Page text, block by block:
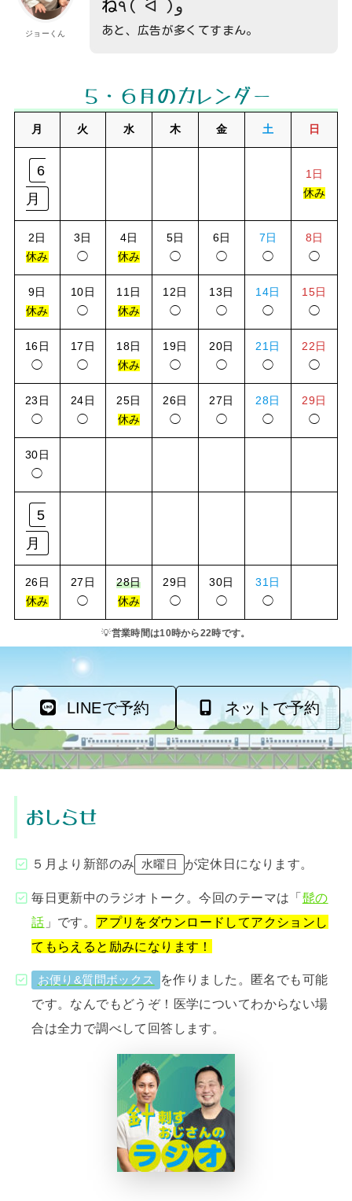
ジョーくん
ね
٩( ᐛ )و
あと、広告が多くてすまん。
５・６月のカレンダー
月 火 水 木 金 土 日
6
月
1日
休み
2日
休み
3日
◯
4日
休み
5日
◯
6日
◯
7日
◯
8日
◯
9日
休み
10日
◯
11日
休み
12日
◯
13日
◯
14日
◯
15日
◯
16日
◯
17日
◯
18日
休み
19日
◯
20日
◯
21日
◯
22日
◯
23日
◯
24日
◯
25日
休み
26日
◯
27日
◯
28日
◯
29日
◯
30日
◯
5
月
26日
休み
27日
◯
28日
休み
29日
◯
30日
◯
31日
◯
💡営業時間は10時から22時です。
LINEで予約 ネットで予約
おしらせ
５月より新部のみ 水曜日 が定休日になります。
毎日更新中のラジオトーク。今回のテーマは「髭の
話 」です。 アプリをダウンロードしてアクションし
てもらえると励みになります！
お便り&質問ボックス
を作りました。匿名でも可能
です。なんでもどうぞ！医学についてわからない場
合は全力で調べして回答します。